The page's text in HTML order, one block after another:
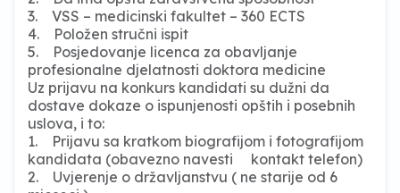
3. VSS – medicinski fakultet – 360 ECTS
4. Položen stručni ispit
5. Posjedovanje licenca za obavljanje
profesionalne djelatnosti doktora medicine
Uz prijavu na konkurs kandidati su dužni da
dostave dokaze o ispunjenosti opštih i posebnih
uslova, i to:
1. Prijavu sa kratkom biografijom i fotografijom
kandidata (obavezno navesti kontakt telefon)
2. Uvjerenje o državljanstvu ( ne starije od 6